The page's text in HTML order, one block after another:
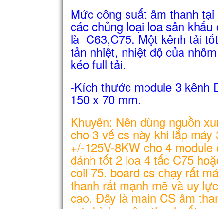
Mức công suất âm thanh
các chủng loại loa sân
là C63,C75. Một kênh tải
tản nhiệt, nhiệt độ của
kéo full tải.
-Kích thước module 3 kênh
150 x 70 mm.
Khuyên: Nên dùng nguồn
cho 3 vế cs này khi lắp
+/-125V-8KW cho 4
đánh tốt 2 loa 4 tấc C75
coil 75. board cs chạy rất
thanh rất mạnh mẽ và uy
cao. Đây là main CS âm